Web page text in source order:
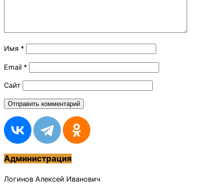
Имя *
Email *
Сайт
Администрация
Логинов Алексей Иванович